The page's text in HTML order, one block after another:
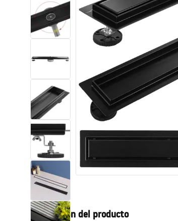
Inodoro, Bidé
Bañeras y mamparas
Accesorios de baño
Descripción del producto